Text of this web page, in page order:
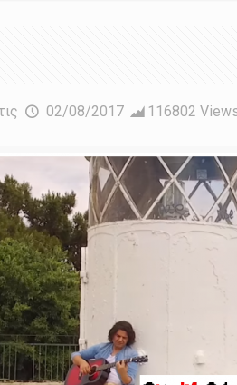
02/08/2017 116802